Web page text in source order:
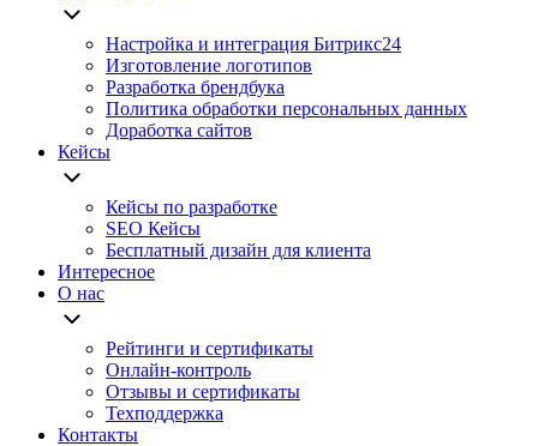
Настройка и интеграция Битрикс24
Изготовление логотипов
Разработка брендбука
Политика обработки персональных данных
Доработка сайтов
Кейсы
Кейсы по разработке
SEO Кейсы
Бесплатный дизайн для клиента
Интересное
О нас
Рейтинги и сертификаты
Онлайн-контроль
Отзывы и сертификаты
Техподдержка
Контакты